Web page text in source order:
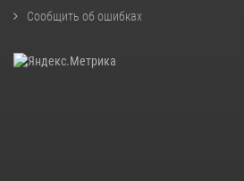
Сообщить об ошибках